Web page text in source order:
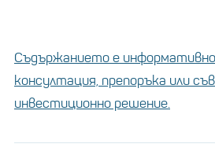
Съдържанието е
консултация, препоръка или
инвестиционно решение.